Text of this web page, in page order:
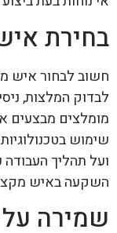
בחירת
חשוב לבחור איש
לבדוק המלצות,
מומלצים מבצעים
שימוש
ועל תהליך
השקעה באיש
שמירה על